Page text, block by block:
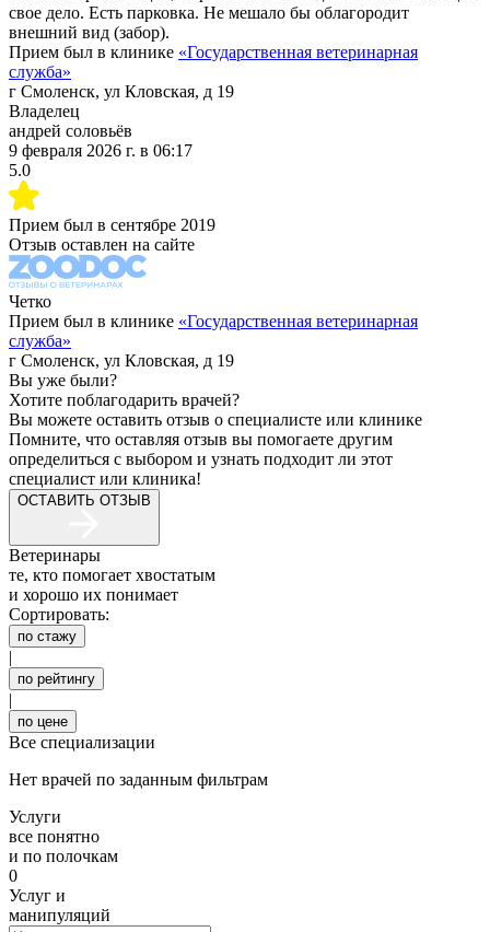
свое дело. Есть парковка. Не мешало бы облагородит
внешний вид (забор).
Прием был в клинике «Государственная ветеринарная
служба»
г Смоленск, ул Кловская, д 19
Владелец
андрей соловьёв
9 февраля 2026 г. в 06:17
5.0
Прием был в сентябре 2019
Отзыв оставлен на сайте
Четко
Прием был в клинике «Государственная ветеринарная
служба»
г Смоленск, ул Кловская, д 19
Вы уже были?
Хотите поблагодарить врачей?
Вы можете оставить отзыв о специалисте или клинике
Помните, что оставляя отзыв вы помогаете другим
определиться с выбором и узнать подходит ли этот
специалист или клиника!
ОСТАВИТЬ ОТЗЫВ
Ветеринары
те, кто помогает хвостатым
и хорошо их понимает
Сортировать:
по стажу
|
по рейтингу
|
по цене
Все специализации
Нет врачей по заданным фильтрам
Услуги
все понятно
и по полочкам
0
Услуг и
манипуляций